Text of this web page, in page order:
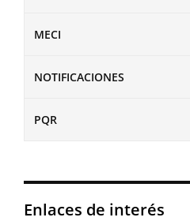
MECI
NOTIFICACIONES
PQR
Enlaces de interés